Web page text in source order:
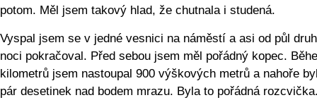
potom. Měl jsem takový hlad, že chutnala i studená.
Vyspal jsem se v jedné vesnici na náměstí a asi od půl
noci pokračoval. Před sebou jsem měl pořádný kopec.
kilometrů jsem nastoupal 900 výškových metrů a nahoře
pár desetinek nad bodem mrazu. Byla to pořádná